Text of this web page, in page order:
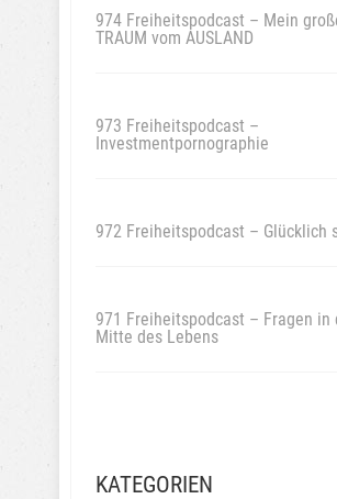
974 Freiheitspodcast – Mein
TRAUM vom AUSLAND
973 Freiheitspodcast –
Investmentpornographie
972 Freiheitspodcast – Glücklich
971 Freiheitspodcast – Fragen in
Mitte des Lebens
KATEGORIEN